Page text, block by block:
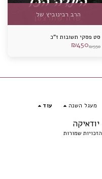
הרב רבינוביץ של
סט פסקי תשובות ז"כ
₪550
₪450
מעגל השנה עוד